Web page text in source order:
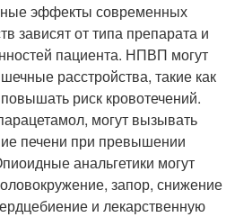
эффекты современных
зависят от типа препарата и
пациента. НПВП могут
расстройства, такие как
риск кровотечений.
могут вызывать
печени при превышении
анальгетики могут
запор, снижение
и лекарственную